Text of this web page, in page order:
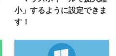
小」するように設定できま
す！